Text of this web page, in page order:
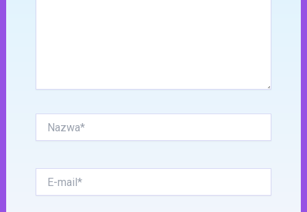
mail*